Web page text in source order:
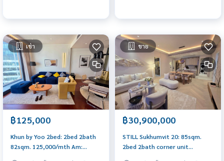
เช่า
฿125,000
Khun by Yoo 2bed: 2bed 2bath
82sqm. 125,000/mth Am:
ขาย
฿30,900,000
STILL Sukhumvit 20: 85sqm.
2bed 2bath corner unit